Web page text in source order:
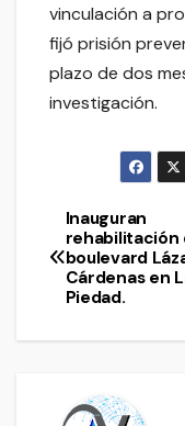
vinculación a
fijó prisión
plazo de dos
investigación.
de
Inauguran
rehabilitación
boulevard
Cárdenas en
Piedad.